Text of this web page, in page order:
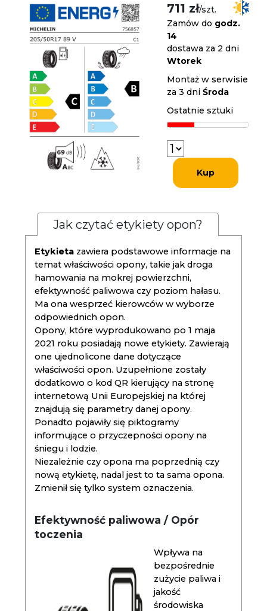
711 zł/szt.
Zamów do godz.
14
dostawa za 2 dni
Wtorek
Montaż w serwisie
za 3 dniŚroda
Ostatnie sztuki
Kup
Jak czytać etykiety opon?
Etykieta zawiera podstawowe informacje na
temat właściwości opony, takie jak droga
hamowania na mokrej powierzchni,
efektywność paliwowa czy poziom hałasu.
Ma ona wesprzeć kierowców w wyborze
odpowiednich opon.
Opony, które wyprodukowano po 1 maja
2021 roku posiadają nowe etykiety. Zawierają
one ujednolicone dane dotyczące
właściwości opon. Uzupełnione zostały
dodatkowo o kod QR kierujący na stronę
internetową Unii Europejskiej na której
znajdują się parametry danej opony.
Ponadto pojawiły się piktogramy
informujące o przyczepności opony na
śniegu i lodzie.
Niezależnie czy opona ma poprzednią czy
nową etykietę, nadal jest to ta sama opona.
Zmienił się tylko system oznaczenia.
Efektywność paliwowa / Opór
toczenia
Wpływa na
bezpośrednie
zużycie paliwa i
jakość
środowiska